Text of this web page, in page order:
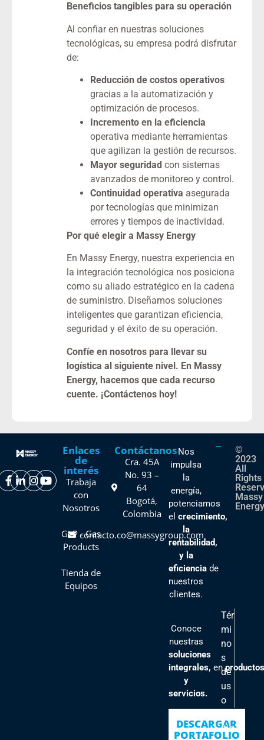
Beneficios tangibles para su operación
Al confiar en nuestras soluciones
tecnológicas, su empresa podrá disfrutar
de:
Reducción de costos operativos
gracias a la automatización y
optimización de procesos.
Incremento en la eficiencia
operativa mediante herramientas
que agilizan la gestión de recursos.
Mayor seguridad con sistemas
avanzados de monitoreo y control.
Continuidad operativa asegurada
por tecnologías que minimizan
errores y tiempos de inactividad.
Por qué elegir a Massy Energy
En Massy Energy, nuestra experiencia en
la integración tecnológica nos posiciona
como su aliado estratégico en la cadena
de suministro. Diseñamos soluciones
inteligentes que garantizan eficiencia,
seguridad y el éxito de su operación.
Confíe en nosotros para llevar su
logística al siguiente nivel. En Massy
Energy, hacemos que cada recurso
cuente. ¡Contáctenos hoy!
Enlaces
de
interés
Trabaja
con
Nosotros
GLP - Gas
Products
Tienda de
Equipos
Contáctanos
Cra. 45A
No. 93 –
64
Bogotá,
Colombia
contacto.co@massygroup.com
Nos
impulsa
la
energía,
potenciamos
el crecimiento,
la
rentabilidad,
y la
eficienciade
nuestros
clientes.
Conoce
nuestras
soluciones
integrales, enproductos
y
servicios.
DESCARGAR
PORTAFOLIO
©
2023
All
Rights
Massy
Tér
mi
no
s
de
us
o
ític